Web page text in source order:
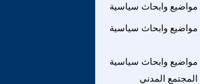
مواضيع وابحاث سياسية
مواضيع وابحاث سياسية
مواضيع وابحاث سياسية
المجتمع المدني